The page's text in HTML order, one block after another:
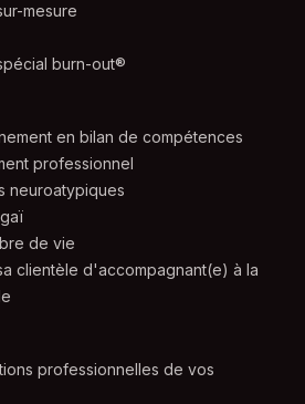
mesure
burn-out®
en bilan de compétences
professionnel
neuroatypiques
de vie
clientèle d'accompagnant(e) à la
professionnelles de vos